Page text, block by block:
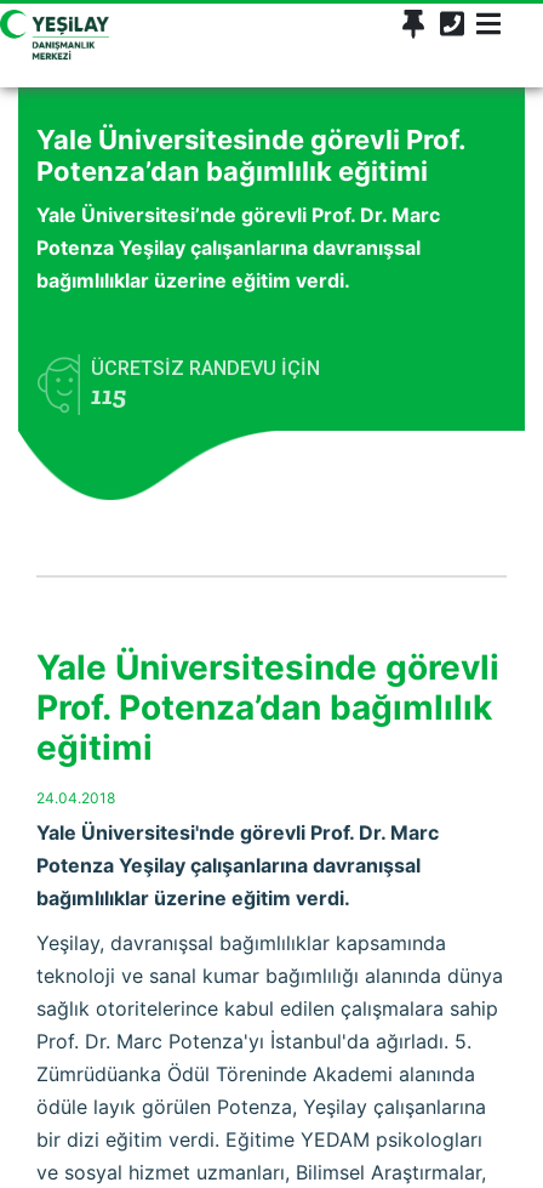
Yale Üniversitesinde görevli Prof.
Potenza’dan bağımlılık eğitimi
Yale Üniversitesi’nde görevli Prof. Dr. Marc
Potenza Yeşilay çalışanlarına davranışsal
bağımlılıklar üzerine eğitim verdi.
ÜCRETSİZ RANDEVU İÇİN
115
Yale Üniversitesinde görevli
Prof. Potenza’dan bağımlılık
eğitimi
24.04.2018
Yale Üniversitesi'nde görevli Prof. Dr. Marc
Potenza Yeşilay çalışanlarına davranışsal
bağımlılıklar üzerine eğitim verdi.
Yeşilay, davranışsal bağımlılıklar kapsamında
teknoloji ve sanal kumar bağımlılığı alanında dünya
sağlık otoritelerince kabul edilen çalışmalara sahip
Prof. Dr. Marc Potenza'yı İstanbul'da ağırladı. 5.
Zümrüdüanka Ödül Töreninde Akademi alanında
ödüle layık görülen Potenza, Yeşilay çalışanlarına
bir dizi eğitim verdi. Eğitime YEDAM psikologları
ve sosyal hizmet uzmanları, Bilimsel Araştırmalar,